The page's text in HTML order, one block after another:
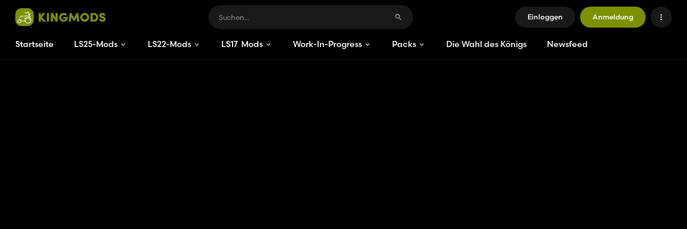
Einloggen Anmeldung
Startseite LS25-Mods LS22-Mods LS15 Mods Work-In-Progress Packs Die Wahl des Königs Newsfeed